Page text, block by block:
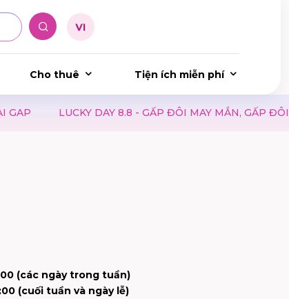
Cho thuê Tiện ích miễn phí
DAY 8.8 - GẤP ĐÔI MAY MẮN, GẤP ĐÔI NIỀM VUI
(các ngày trong tuần)
(cuối tuần và ngày lễ)